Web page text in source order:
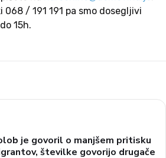
/ 191 191 pa smo dosegljivi
15h.
je govoril o manjšem pritisku
številke govorijo drugače